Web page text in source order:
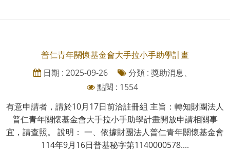
普仁青年關懷基金會大手拉小手助學計畫
日期 : 2025-09-26
分類 : 獎助消息、
點閱 : 1554
有意申請者，請於10月17日前洽註冊組 主旨：轉知財團法人
普仁青年關懷基金會大手拉小手助學計畫開放申請相關事
宜，請查照。 說明： 一、依據財團法人普仁青年關懷基金會
114年9月16日普基秘字第1140000578....